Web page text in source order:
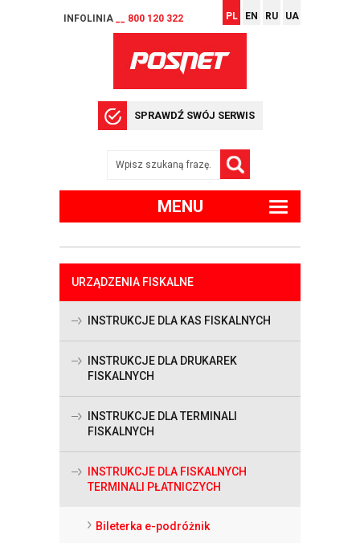
INFOLINIA __ 800 120 322 PL EN RU UA
SPRAWDŹ SWÓJ SERWIS
MENU
URZĄDZENIA FISKALNE
INSTRUKCJE DLA KAS FISKALNYCH
INSTRUKCJE DLA DRUKAREK
FISKALNYCH
INSTRUKCJE DLA TERMINALI
FISKALNYCH
INSTRUKCJE DLA FISKALNYCH
TERMINALI PŁATNICZYCH
Bileterka e-podróżnik